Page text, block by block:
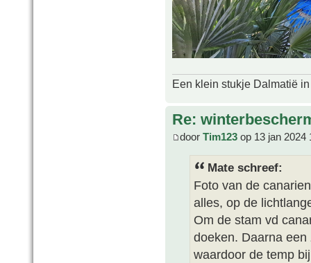
Een klein stukje Dalmatië
Re:
door Tim123 op 13 jan 2024
Mate schreef:
Foto van de
alles, op de
Om de stam vd
doeken. Daarna
waardoor de temp